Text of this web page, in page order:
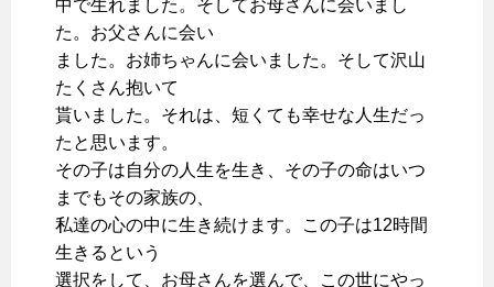
中で生れました。そしてお母さんに会いまし
た。お父さんに会い
ました。お姉ちゃんに会いました。そして沢山
たくさん抱いて
貰いました。それは、短くても幸せな人生だっ
たと思います。
その子は自分の人生を生き、その子の命はいつ
までもその家族の、
私達の心の中に生き続けます。この子は12時間
生きるという
選択をして、お母さんを選んで、この世にやっ